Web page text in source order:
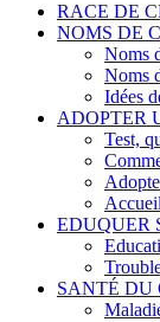
RACE DE
NOMS DE
Noms
Noms
Idées
ADOPTER
Test,
EDUQUER
SANTÉ DU